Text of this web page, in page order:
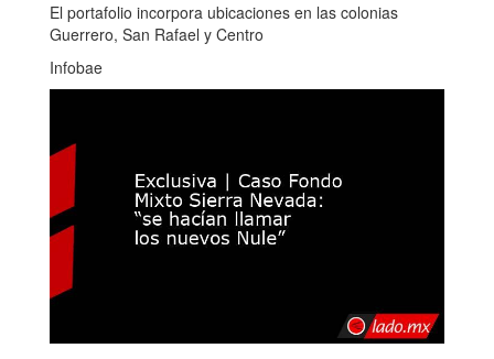
El portafolio incorpora ubicaciones en las colonias
Guerrero, San Rafael y Centro
Infobae